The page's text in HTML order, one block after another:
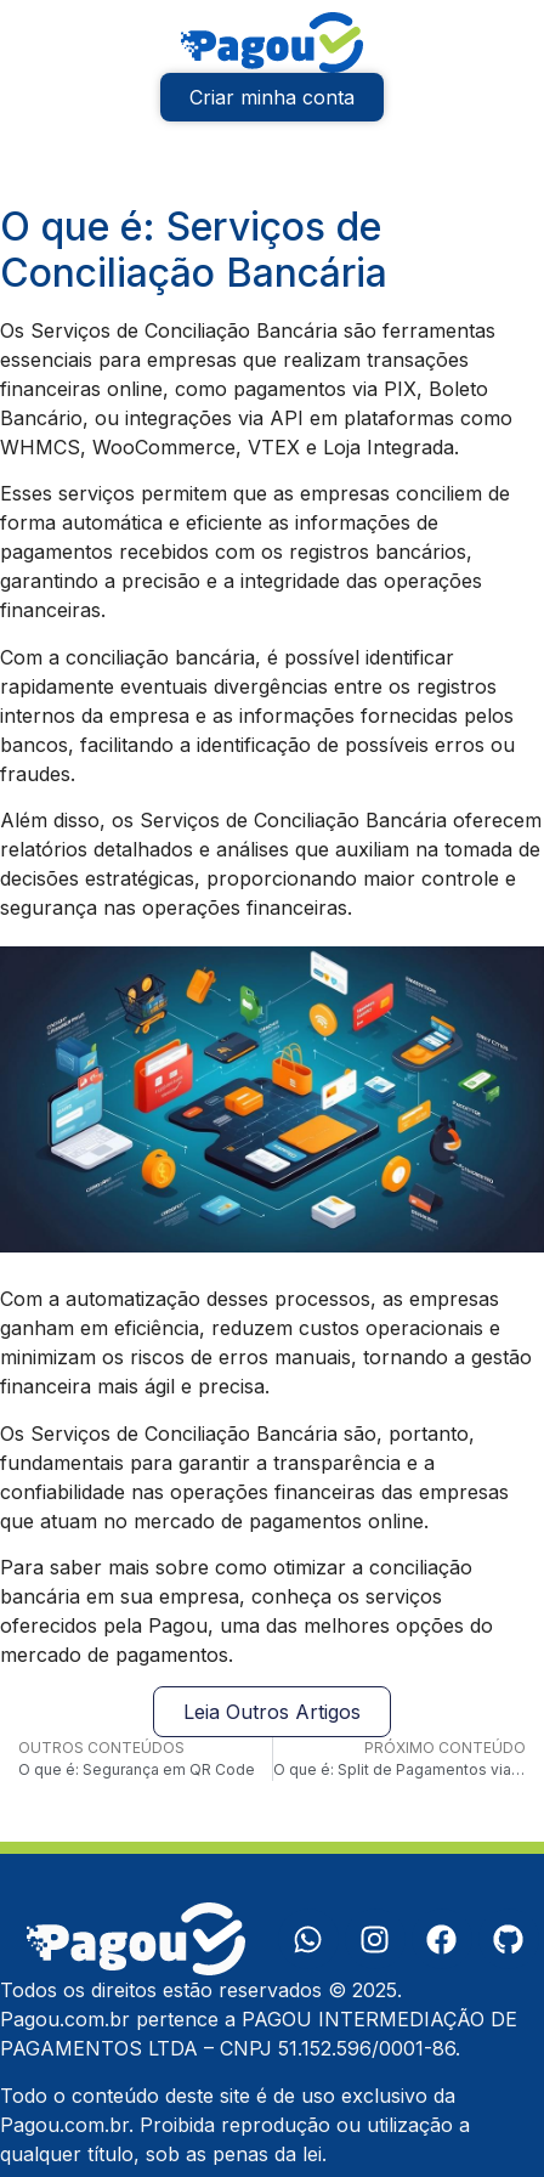
Criar minha conta
O que é: Serviços de
Conciliação Bancária
Os Serviços de Conciliação Bancária são ferramentas
essenciais para empresas que realizam transações
financeiras online, como pagamentos via PIX, Boleto
Bancário, ou integrações via API em plataformas como
WHMCS, WooCommerce, VTEX e Loja Integrada.
Esses serviços permitem que as empresas conciliem de
forma automática e eficiente as informações de
pagamentos recebidos com os registros bancários,
garantindo a precisão e a integridade das operações
financeiras.
Com a conciliação bancária, é possível identificar
rapidamente eventuais divergências entre os registros
internos da empresa e as informações fornecidas pelos
bancos, facilitando a identificação de possíveis erros ou
fraudes.
Além disso, os Serviços de Conciliação Bancária oferecem
relatórios detalhados e análises que auxiliam na tomada de
decisões estratégicas, proporcionando maior controle e
segurança nas operações financeiras.
Com a automatização desses processos, as empresas
ganham em eficiência, reduzem custos operacionais e
minimizam os riscos de erros manuais, tornando a gestão
financeira mais ágil e precisa.
Os Serviços de Conciliação Bancária são, portanto,
fundamentais para garantir a transparência e a
confiabilidade nas operações financeiras das empresas
que atuam no mercado de pagamentos online.
Para saber mais sobre como otimizar a conciliação
bancária em sua empresa, conheça os serviços
oferecidos pela Pagou, uma das melhores opções do
mercado de pagamentos.
Leia Outros Artigos
OUTROS CONTEÚDOS
O que é: Segurança em QR Code
PRÓXIMO CONTEÚDO
O que é: Split de Pagamentos via API
Todos os direitos estão reservados © 2025.
Pagou.com.br pertence a PAGOU INTERMEDIAÇÃO DE
PAGAMENTOS LTDA – CNPJ 51.152.596/0001-86.
Todo o conteúdo deste site é de uso exclusivo da
Pagou.com.br. Proibida reprodução ou utilização a
qualquer título, sob as penas da lei.